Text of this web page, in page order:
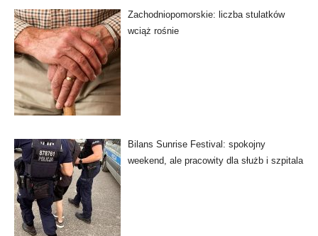
Zachodniopomorskie: liczba stulatków
wciąż rośnie
Bilans Sunrise Festival: spokojny
weekend, ale pracowity dla służb i szpitala